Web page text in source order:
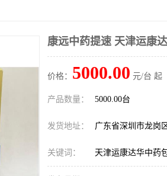
康远中药提速 天津运康
价格： 5000.00 元/台 起
产品数量： 5000.00台
发货地址： 广东省深圳市龙岗
关键词： 天津运康达华中药